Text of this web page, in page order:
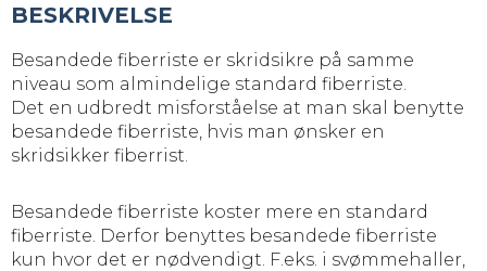
BESKRIVELSE
Besandede fiberriste er skridsikre på samme
niveau som almindelige standard fiberriste.
Det en udbredt misforståelse at man skal benytte
besandede fiberriste, hvis man ønsker en
skridsikker fiberrist.
Besandede fiberriste koster mere en standard
fiberriste. Derfor benyttes besandede fiberriste
kun hvor det er nødvendigt. F.eks. i svømmehaller,